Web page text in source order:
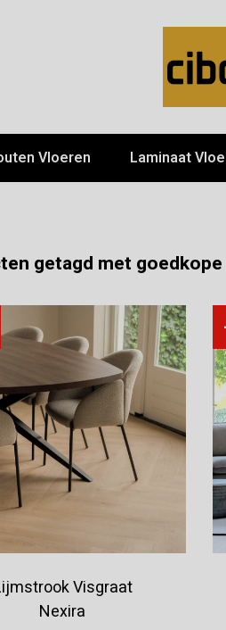
Vloeren Laminaat
getagd met goedkope
Visgraat
Nexira